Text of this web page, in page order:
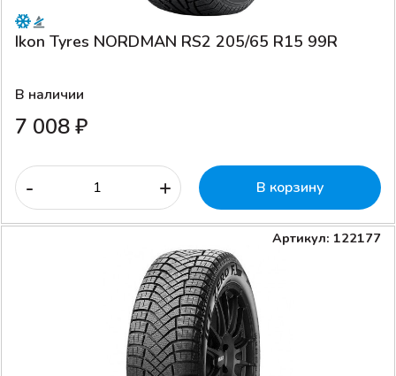
Ikon Tyres NORDMAN RS2 205/65 R15 99R
В наличии
7 008 ₽
- + В корзину
Артикул: 122177